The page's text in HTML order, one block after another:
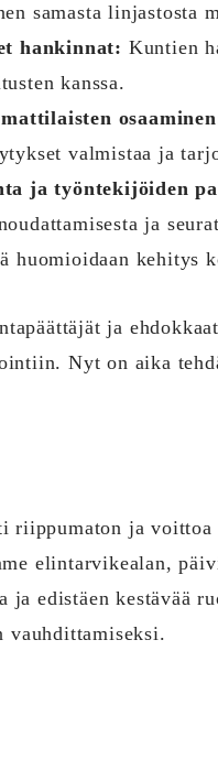
samasta linjastosta
hankinnat: Kuntien
kanssa.
valmistaa ja
ja työntekijöiden
ja
huomioidaan kehitys
ja
Nyt on aika
riippumaton ja voittoa
elintarvikealan,
ja edistäen kestävää
vauhdittamiseksi.